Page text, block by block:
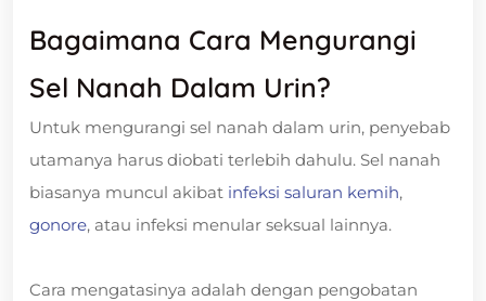
Bagaimana Cara Mengurangi
Sel Nanah Dalam Urin?
Untuk mengurangi sel nanah dalam urin, penyebab
utamanya harus diobati terlebih dahulu. Sel nanah
biasanya muncul akibat infeksi saluran kemih,
gonore, atau infeksi menular seksual lainnya.
Cara mengatasinya adalah dengan pengobatan